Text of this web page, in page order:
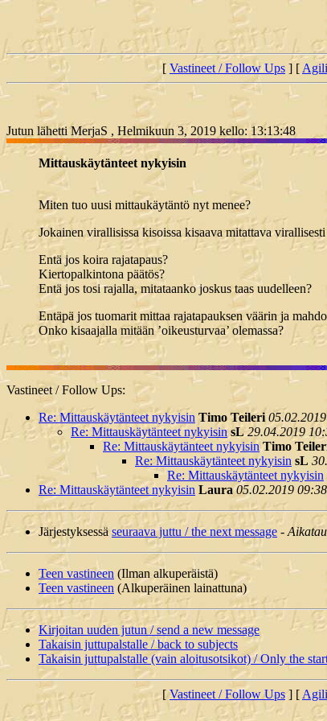
[ Vastineet / Follow Ups ] [
Jutun lähetti MerjaS , Helmikuun 3, 2019 kello: 13:13:48
Mittauskäytänteet nykyisin
Miten tuo uusi mittaukäytäntö nyt menee?
Jokainen virallisissa kisoissa kisaava mitattava
Entä jos koira rajatapaus?
Kiertopalkintona päätös?
Entä jos tosi rajalla, mitataanko joskus taas uudelleen?
Entäpä jos tuomarit mittaa rajatapauksen väärin ja
Onko kisaajalla mitään ’oikeusturvaa’ olemassa?
Vastineet / Follow Ups:
Re: Mittauskäytänteet nykyisin Timo Teileri
Re: Mittauskäytänteet nykyisin sL 29.04.2019
Re: Mittauskäytänteet nykyisin Timo
Re: Mittauskäytänteet nykyisin sL
Re: Mittauskäytänteet nykyisin
Re: Mittauskäytänteet nykyisin Laura 05.02.2019
Järjestyksessäseuraava juttu / the next message -
Teen vastineen (Ilman alkuperäistä)
Teen vastineen (Alkuperäinen lainattuna)
Kirjoitan uuden jutun / send a new message
Takaisin juttupalstalle / back to subjects
Takaisin juttupalstalle (vain aloitusotsikot) / Only the
[Vastineet / Follow Ups] [